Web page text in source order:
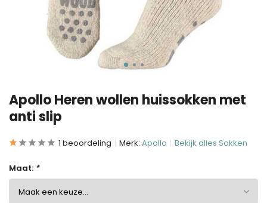
Apollo Heren wollen huissokken met
anti slip
1 beoordeling Merk: Apollo Bekijk alles Sokken
Maat: *